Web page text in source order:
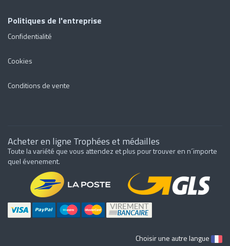
Politiques de l'entreprise
Confidentialité
Cookies
Conditions de vente
Acheter en ligne Trophées et médailles
Toute la variété que vous attendez et plus pour trouver en n´importe
quel évenement.
Choisir une autre langue